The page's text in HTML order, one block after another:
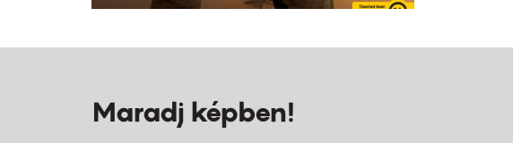
Maradj képben!